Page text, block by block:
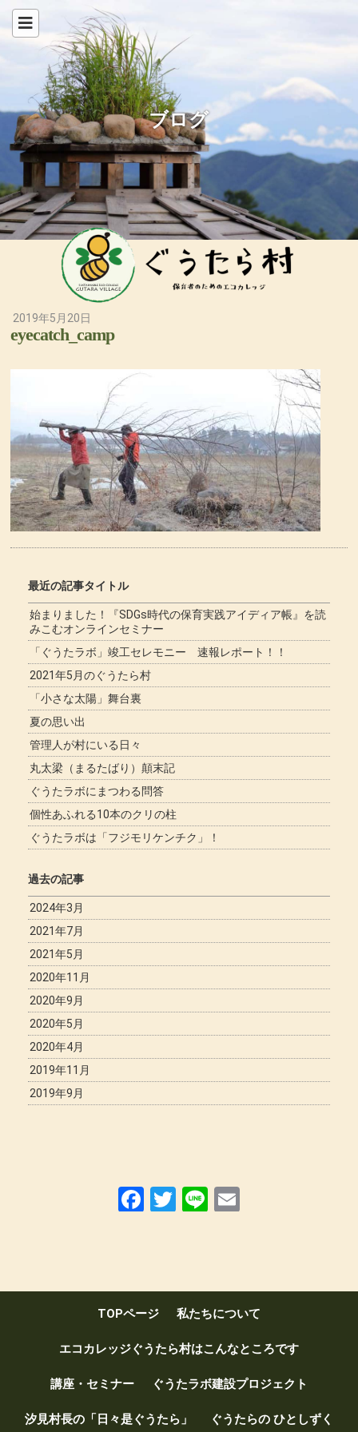
ブログ
2019年5月20日
eyecatch_camp
最近の記事タイトル
始まりました！『SDGs時代の保育実践アイディア帳』を読
みこむオンラインセミナー
「ぐうたラボ」竣工セレモニー 速報レポート！！
2021年5月のぐうたら村
「小さな太陽」舞台裏
夏の思い出
管理人が村にいる日々
丸太梁（まるたばり）顛末記
ぐうたラボにまつわる問答
個性あふれる10本のクリの柱
ぐうたラボは「フジモリケンチク」！
過去の記事
2024年3月
2021年7月
2021年5月
2020年11月
2020年9月
2020年5月
2020年4月
2019年11月
2019年9月
F
o
o
k
T Li
TOPページ 私たちについて
エコカレッジぐうたら村はこんなところです
講座・セミナー ぐうたラボ建設プロジェクト
汐見村長の「日々是ぐうたら」 ぐうたらの ひとしずく